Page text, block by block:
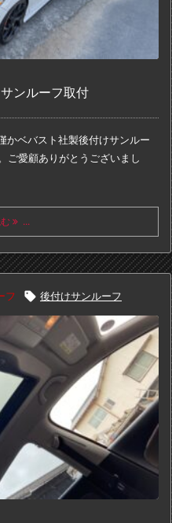
ンルーフ取付
かベバスト社製後付けサンルー
ご愛顧ありがとうございまし
...
フ  後付けサンルーフ